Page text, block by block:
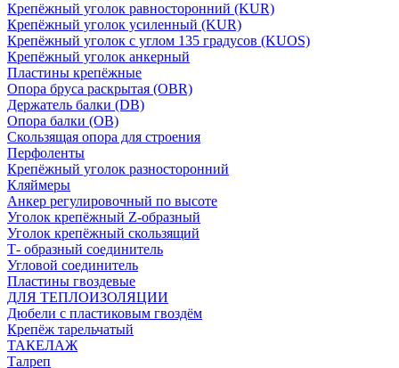
Крепёжный уголок равносторонний (KUR)
Крепёжный уголок усиленный (KUR)
Крепёжный уголок с углом 135 градусов (KUOS)
Крепёжный уголок анкерный
Пластины крепёжные
Опора бруса раскрытая (OBR)
Держатель балки (DB)
Опора балки (ОВ)
Скользящая опора для строения
Перфоленты
Крепёжный уголок разносторонний
Кляймеры
Анкер регулировочный по высоте
Уголок крепёжный Z-образный
Уголок крепёжный скользящий
Т- образный соединитель
Угловой соединитель
Пластины гвоздевые
ДЛЯ ТЕПЛОИЗОЛЯЦИИ
Дюбели с пластиковым гвоздём
Крепёж тарельчатый
ТАКЕЛАЖ
Талреп